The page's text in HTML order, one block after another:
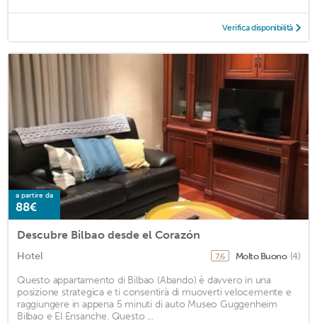
Verifica disponibilità
a partire da
88€
Descubre Bilbao desde el Corazón
Hotel 7,6 Molto Buono (4)
Questo appartamento di Bilbao (Abando) è davvero in una
posizione strategica e ti consentirà di muoverti velocemente e
raggiungere in appena 5 minuti di auto Museo Guggenheim
Bilbao e El Ensanche. Questo ...